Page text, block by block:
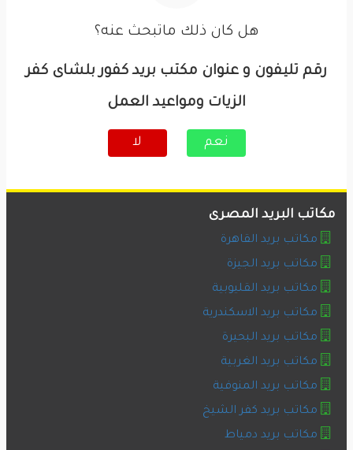
هل كان ذلك ماتبحث عنه؟
رقم تليفون و عنوان مكتب بريد كفور بلشاى كفر
الزيات ومواعيد العمل
نعم لا
مكاتب البريد المصرى
مكاتب بريد القاهرة
مكاتب بريد الجيزة
مكاتب بريد القليوبية
مكاتب بريد الاسكندرية
مكاتب بريد البحيرة
مكاتب بريد الغربية
مكاتب بريد المنوفية
مكاتب بريد كفر الشيخ
مكاتب بريد دمياط